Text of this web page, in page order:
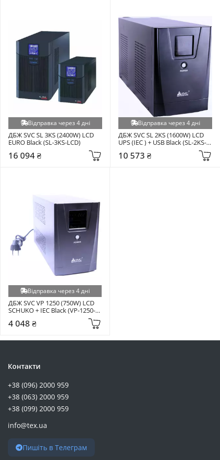
Відправка через 4 дні
ДБЖ SVC SL 3KS (2400W) LCD
EURO Black (SL-3KS-LCD)
16 094 ₴
Відправка через 4 дні
ДБЖ SVC SL 2KS (1600W) LCD
UPS (IEC ) + USB Black (SL-2KS-
10 573 ₴
Відправка через 4 дні
ДБЖ SVC VP 1250 (750W) LCD
SCHUKO + IEC Black (VP-1250-
4 048 ₴
Контакти
+38 (096) 2000 959
+38 (063) 2000 959
+38 (099) 2000 959
info@tex.ua
Пишіть в Телеграм